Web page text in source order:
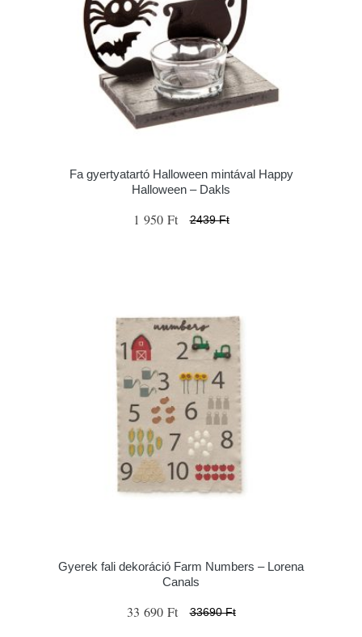
Fa gyertyatartó Halloween mintával Happy
Halloween – Dakls
1 950 Ft 2439 Ft
Gyerek fali dekoráció Farm Numbers – Lorena
Canals
33 690 Ft 33690 Ft